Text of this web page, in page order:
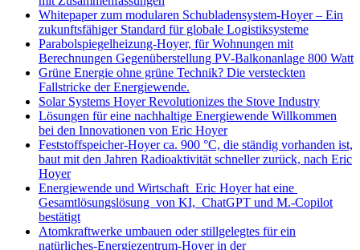
Whitepaper zum modularen Schubladensystem-Hoyer – Ein
zukunftsfähiger Standard für globale Logistiksysteme
Parabolspiegelheizung-Hoyer, für Wohnungen mit
Berechnungen Gegenüberstellung PV-Balkonanlage 800 Watt
Grüne Energie ohne grüne Technik? Die versteckten
Fallstricke der Energiewende.
Solar Systems Hoyer Revolutionizes the Stove Industry
Lösungen für eine nachhaltige Energiewende Willkommen
bei den Innovationen von Eric Hoyer
Feststoffspeicher-Hoyer ca. 900 °C, die ständig vorhanden ist,
baut mit den Jahren Radioaktivität schneller zurück, nach Eric
Hoyer
Energiewende und Wirtschaft Eric Hoyer hat eine
Gesamtlösungslösung von KI, ChatGPT und M.-Copilot
bestätigt
Atomkraftwerke umbauen oder stillgelegtes für ein
natürliches-Energiezentrum-Hoyer in der